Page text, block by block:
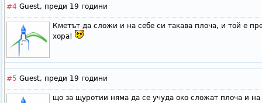
#4 Guest, преди 19 години
Кметът да сложи и на себе си такава плоча, и той е
хора!
#5 Guest, преди 19 години
що за щуротии няма да се учуда око сложат плоча и